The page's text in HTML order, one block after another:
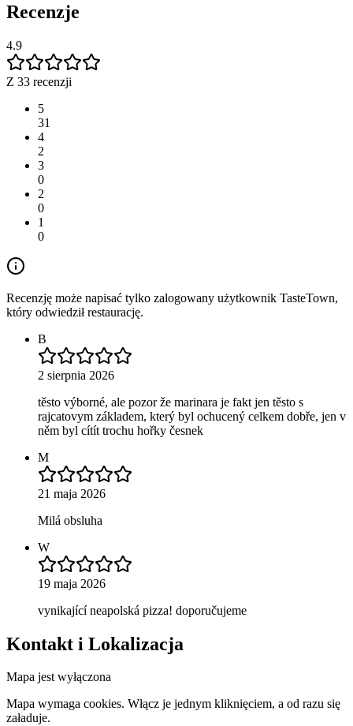
Recenzje
4.9
Z 33 recenzji
5
31
4
2
3
0
2
0
1
0
Recenzję może napisać tylko zalogowany użytkownik TasteTown,
który odwiedził restaurację.
B
2 sierpnia 2026
těsto výborné, ale pozor že marinara je fakt jen těsto s
rajcatovym základem, který byl ochucený celkem dobře, jen v
něm byl cítít trochu hořky česnek
M
21 maja 2026
Milá obsluha
W
19 maja 2026
vynikající neapolská pizza! doporučujeme
Kontakt i Lokalizacja
Mapa jest wyłączona
Mapa wymaga cookies. Włącz je jednym kliknięciem, a od razu się
załaduje.